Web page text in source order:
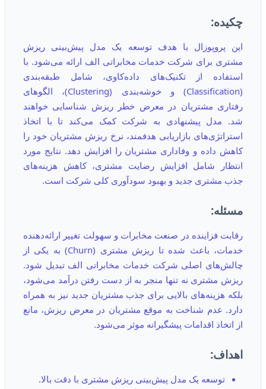
چکیده:
این پروپوزال با هدف توسعه یک مدل پیش‌بینی ریزش
مشتری برای شرکت خدمات مخابراتی الف ارائه می‌شود. با
استفاده از تکنیک‌های داده‌کاوی، شامل طبقه‌بندی
(Classification) و خوشه‌بندی (Clustering)، الگوهای
رفتاری مشتریان در معرض خطر ریزش شناسایی خواهند
شد. مدل پیشنهادی به شرکت کمک می‌کند تا با اتخاذ
استراتژی‌های بازاریابی هدفمند، نرخ ریزش مشتریان خود را
کاهش داده و وفاداری مشتریان را افزایش دهد. نتایج مورد
انتظار شامل افزایش رضایت مشتری، کاهش هزینه‌های
جذب مشتری جدید و بهبود سودآوری کلی شرکت است.
مسئله:
رقابت فزاینده در صنعت مخابرات و سهولت تغییر ارائه‌دهنده
خدمات، باعث شده تا ریزش مشتری (Churn) به یکی از
چالش‌های اصلی شرکت خدمات مخابراتی الف تبدیل شود.
ریزش مشتری نه تنها منجر به از دست رفتن درآمد می‌شود،
بلکه هزینه‌های بالایی برای جذب مشتریان جدید نیز به همراه
دارد. عدم شناخت به موقع مشتریان در معرض ریزش، مانع
از اتخاذ اقدامات پیشگیرانه موثر می‌شود.
اهداف:
توسعه یک مدل پیش‌بینی ریزش مشتری با دقت بالا.